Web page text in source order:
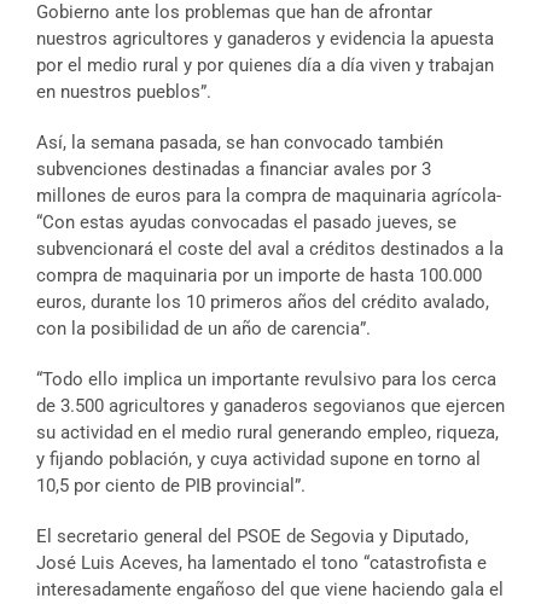
Gobierno ante los problemas que han de afrontar
nuestros agricultores y ganaderos y evidencia la apuesta
por el medio rural y por quienes día a día viven y trabajan
en nuestros pueblos”.
Así, la semana pasada, se han convocado también
subvenciones destinadas a financiar avales por 3
millones de euros para la compra de maquinaria agrícola-
“Con estas ayudas convocadas el pasado jueves, se
subvencionará el coste del aval a créditos destinados a la
compra de maquinaria por un importe de hasta 100.000
euros, durante los 10 primeros años del crédito avalado,
con la posibilidad de un año de carencia”.
“Todo ello implica un importante revulsivo para los cerca
de 3.500 agricultores y ganaderos segovianos que ejercen
su actividad en el medio rural generando empleo, riqueza,
y fijando población, y cuya actividad supone en torno al
10,5 por ciento de PIB provincial”.
El secretario general del PSOE de Segovia y Diputado,
José Luis Aceves, ha lamentado el tono “catastrofista e
interesadamente engañoso del que viene haciendo gala el